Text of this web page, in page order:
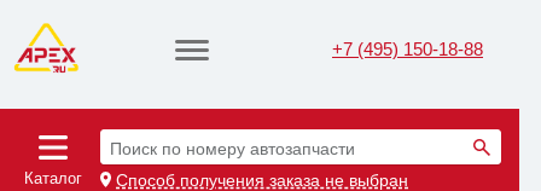
+7 (495) 150-18-88
Каталог
Поиск по номеру автозапчасти
Способ получения заказа не выбран